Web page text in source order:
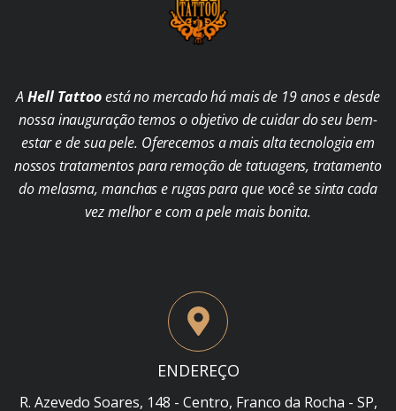
AHell Tattooestá no mercado há mais de 19 anos e desde
nossa inauguração temos o objetivo de cuidar do seu bem-
estar e de sua pele. Oferecemos a mais alta tecnologia em
nossos tratamentos para remoção de tatuagens, tratamento
do melasma, manchas e rugas para que você se sinta cada
vez melhor e com a pele mais bonita.
ENDEREÇO
R. Azevedo Soares, 148 - Centro, Franco da Rocha - SP,